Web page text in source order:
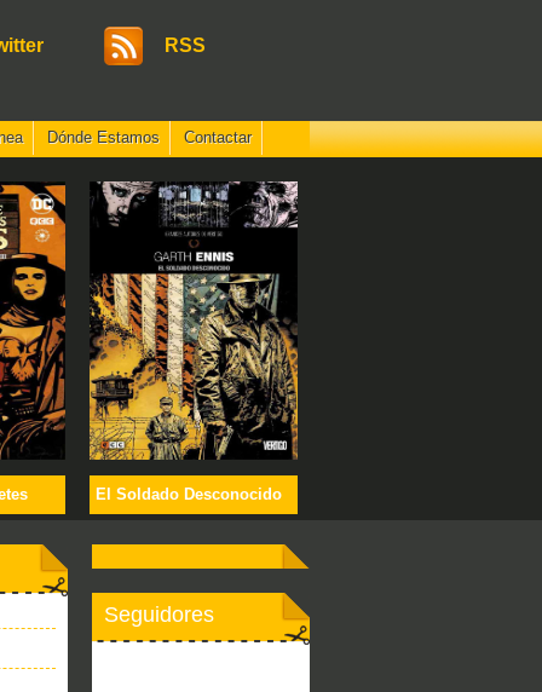
RSS
Dónde Estamos Contactar
El Soldado Desconocido
Seguidores